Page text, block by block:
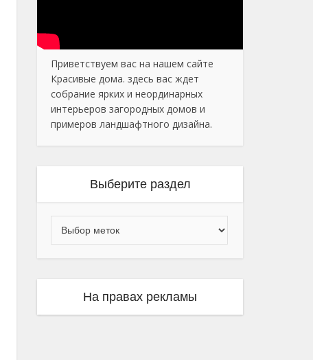
Приветствуем вас на нашем сайте
Красивые дома. здесь вас ждет
собрание ярких и неординарных
интерьеров загородных домов и
примеров ландшафтного дизайна.
Выберите раздел
На правах рекламы